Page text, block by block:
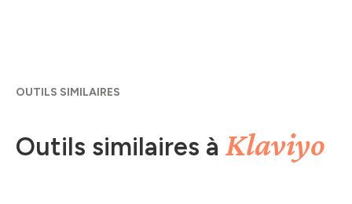
OUTILS SIMILAIRES
Outils similaires à Klaviyo